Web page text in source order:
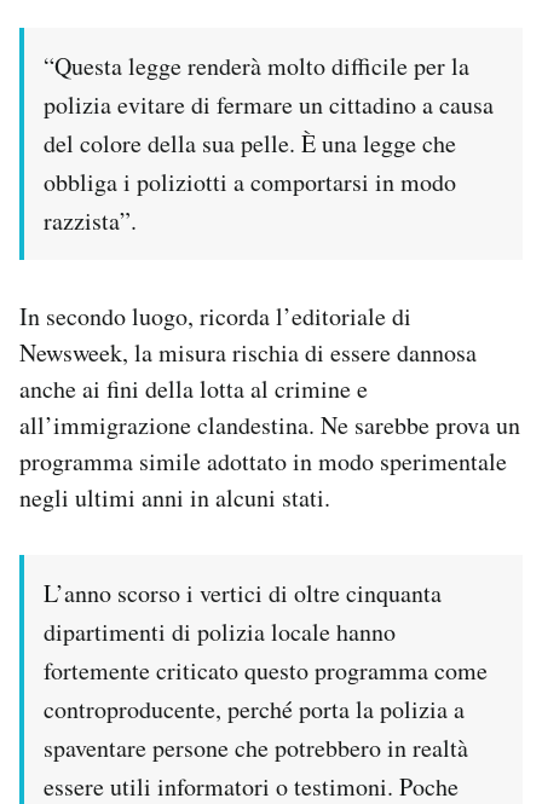
“Questa legge renderà molto difficile per la
polizia evitare di fermare un cittadino a causa
del colore della sua pelle. È una legge che
obbliga i poliziotti a comportarsi in modo
razzista”.
In secondo luogo, ricorda l’editoriale di
Newsweek, la misura rischia di essere dannosa
anche ai fini della lotta al crimine e
all’immigrazione clandestina. Ne sarebbe prova un
programma simile adottato in modo sperimentale
negli ultimi anni in alcuni stati.
L’anno scorso i vertici di oltre cinquanta
dipartimenti di polizia locale hanno
fortemente criticato questo programma come
controproducente, perché porta la polizia a
spaventare persone che potrebbero in realtà
essere utili informatori o testimoni. Poche